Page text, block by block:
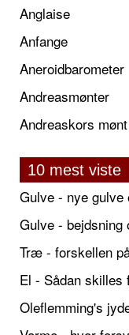
Anglaise
Anfange
Aneroidbarometer
Andreasmønter
Andreaskors mønt
10 mest viste
Gulve - nye gulve
Gulve -
Træ - forskellen
El - Sådan skilles
Oleflemming's